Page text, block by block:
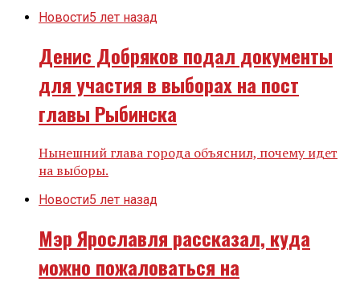
Новости5 лет назад
Денис Добряков подал документы
для участия в выборах на пост
главы Рыбинска
Нынешний глава города объяснил, почему идет
на выборы.
Новости5 лет назад
Мэр Ярославля рассказал, куда
можно пожаловаться на